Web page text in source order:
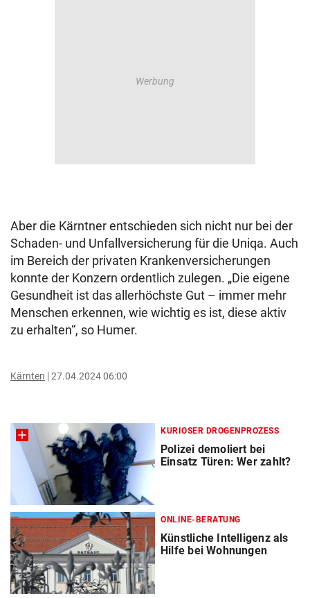
Aber die Kärntner entschieden sich nicht nur bei der
Schaden- und Unfallversicherung für die Uniqa. Auch
im Bereich der privaten Krankenversicherungen
konnte der Konzern ordentlich zulegen. „Die eigene
Gesundheit ist das allerhöchste Gut – immer mehr
Menschen erkennen, wie wichtig es ist, diese aktiv
zu erhalten“, so Humer.
Kärnten 27.04.2024 06:00
KURIOSER DROGENPROZESS
Polizei demoliert bei
Einsatz Türen: Wer zahlt?
ONLINE-BERATUNG
Künstliche Intelligenz als
Hilfe bei Wohnungen